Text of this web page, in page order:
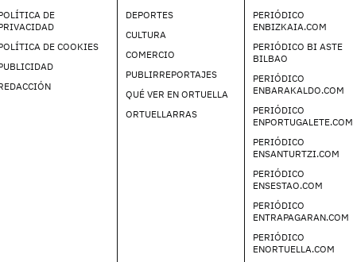
DE
DE COOKIES
DEPORTES
CULTURA
COMERCIO
PUBLIRREPORTAJES
QUÉ VER EN ORTUELLA
ORTUELLARRAS
PERIÓDICO
ENBIZKAIA.COM
PERIÓDICO BI ASTE
BILBAO
PERIÓDICO
ENBARAKALDO.COM
PERIÓDICO
ENPORTUGALETE.COM
PERIÓDICO
ENSANTURTZI.COM
PERIÓDICO
ENSESTAO.COM
PERIÓDICO
ENTRAPAGARAN.COM
PERIÓDICO
ENORTUELLA.COM